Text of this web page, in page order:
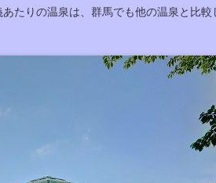
たりの温泉は、群馬でも他の温泉と比較